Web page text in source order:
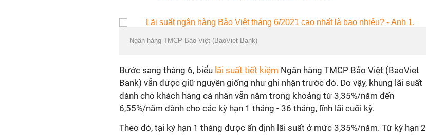
Ngân hàng TMCP Bảo Việt (BaoViet Bank)
Bước sang tháng 6, biểu lãi suất tiết kiệm Ngân hàng TMCP Bảo Việt (BaoViet
Bank) vẫn được giữ nguyên giống như ghi nhận trước đó. Do vậy, khung lãi suất
dành cho khách hàng cá nhân vẫn nằm trong khoảng từ 3,35%/năm đến
6,55%/năm dành cho các kỳ hạn 1 tháng - 36 tháng, lĩnh lãi cuối kỳ.
Theo đó, tại kỳ hạn 1 tháng được ấn định lãi suất ở mức 3,35%/năm. Từ kỳ hạn 2